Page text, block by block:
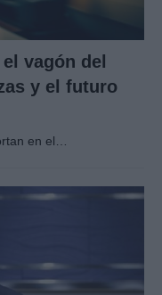
vagón del
y el futuro
en el…